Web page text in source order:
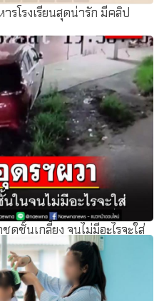
รโรงเรียนสุดน่ารัก มีคลิป
ดชั้นเกลี้ยง จนไม่มีอะไรจะใส่